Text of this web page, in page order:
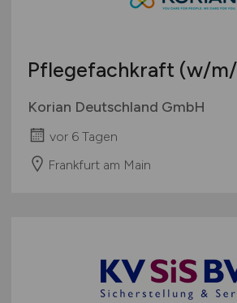
Pflegefachkraft (w/
Korian Deutschland GmbH
vor 6 Tagen
Frankfurt am Main